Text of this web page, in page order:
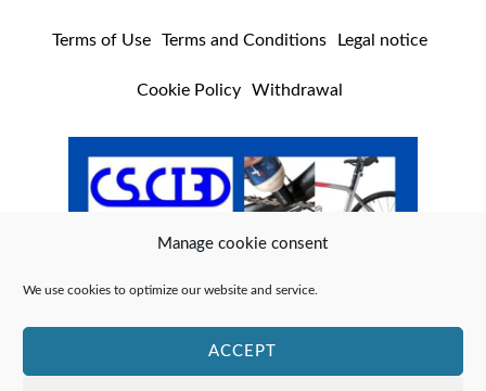
Manage cookie consent
We use cookies to optimize our website and service.
ACCEPT
Terms of Use Terms and Conditions Legal notice
Cookie Policy Withdrawal